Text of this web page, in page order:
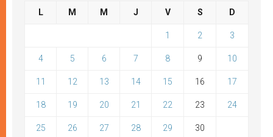
L M M J V S D
1 2 3
4 5 6 7 8 9 10
11 12 13 14 15 16 17
18 19 20 21 22 23 24
25 26 27 28 29 30